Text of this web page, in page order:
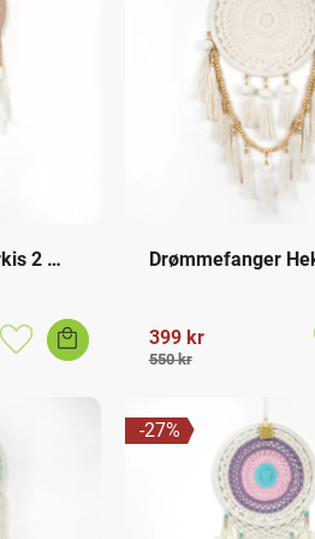
2
Lagre som favoritt
Drømmefanger
399kr
550kr
27%